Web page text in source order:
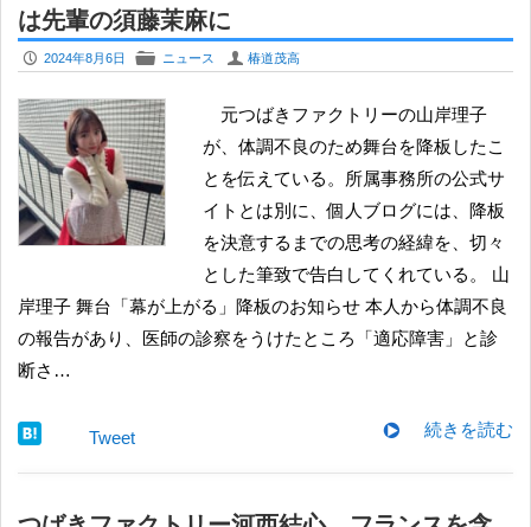
は先輩の須藤茉麻に
P 2024年8月6日 F ニュース U 椿道茂高
元つばきファクトリーの山岸理子
が、体調不良のため舞台を降板したこ
とを伝えている。所属事務所の公式サ
イトとは別に、個人ブログには、降板
を決意するまでの思考の経緯を、切々
とした筆致で告白してくれている。 ​山
岸理子 舞台「幕が上がる」降板のお知らせ 本人から体調不良
の報告があり、医師の診察をうけたところ「適応障害」と診
断さ…
続きを読む
Tweet